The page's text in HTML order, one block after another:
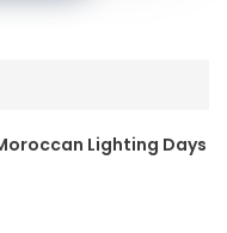
Lighting Days